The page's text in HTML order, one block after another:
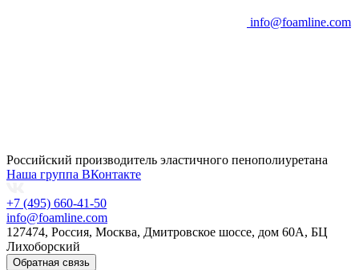
info@foamline.com
Российский производитель эластичного пенополиуретана
Наша группа ВКонтакте
+7 (495) 660-41-50
info@foamline.com
127474, Россия, Москва, Дмитровское шоссе, дом 60А, БЦ
Лихоборский
Обратная связь